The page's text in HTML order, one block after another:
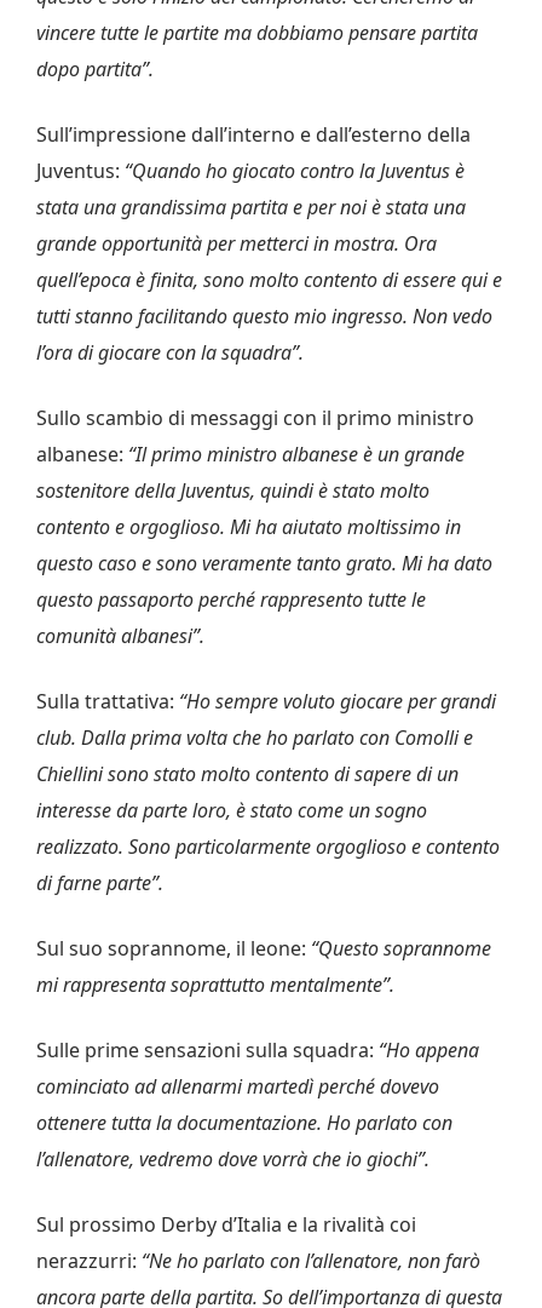
vincere tutte le partite ma dobbiamo pensare partita
dopo partita”.
Sull’impressione dall’interno e dall’esterno della
Juventus: “Quando ho giocato contro la Juventus è
stata una grandissima partita e per noi è stata una
grande opportunità per metterci in mostra. Ora
quell’epoca è finita, sono molto contento di essere qui e
tutti stanno facilitando questo mio ingresso. Non vedo
l’ora di giocare con la squadra”.
Sullo scambio di messaggi con il primo ministro
albanese: “Il primo ministro albanese è un grande
sostenitore della Juventus, quindi è stato molto
contento e orgoglioso. Mi ha aiutato moltissimo in
questo caso e sono veramente tanto grato. Mi ha dato
questo passaporto perché rappresento tutte le
comunità albanesi”.
Sulla trattativa: “Ho sempre voluto giocare per grandi
club. Dalla prima volta che ho parlato con Comolli e
Chiellini sono stato molto contento di sapere di un
interesse da parte loro, è stato come un sogno
realizzato. Sono particolarmente orgoglioso e contento
di farne parte”.
Sul suo soprannome, il leone: “Questo soprannome
mi rappresenta soprattutto mentalmente”.
Sulle prime sensazioni sulla squadra: “Ho appena
cominciato ad allenarmi martedì perché dovevo
ottenere tutta la documentazione. Ho parlato con
l’allenatore, vedremo dove vorrà che io giochi”.
Sul prossimo Derby d’Italia e la rivalità coi
nerazzurri: “Ne ho parlato con l’allenatore, non farò
ancora parte della partita. So dell’importanza di questa